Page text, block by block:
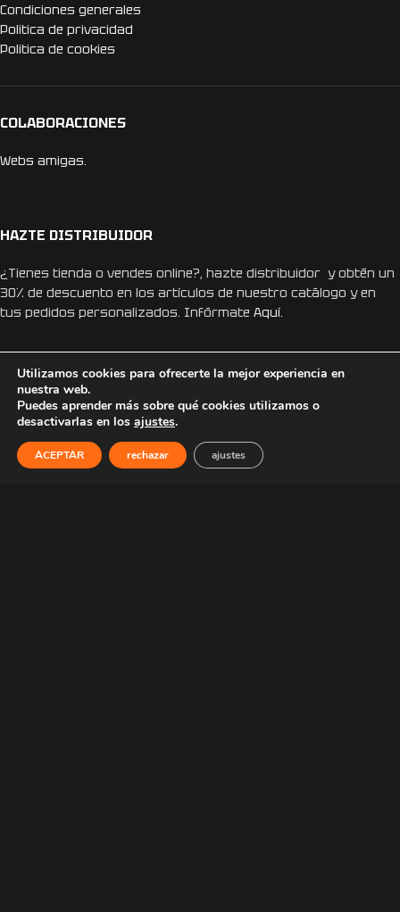
Condiciones generales
Politica de privacidad
Politica de cookies
COLABORACIONES
Webs amigas.
HAZTE DISTRIBUIDOR
¿Tienes tienda o vendes online?, hazte distribuidor y obtén un
30% de descuento en los artículos de nuestro catálogo y en
tus pedidos personalizados. Infórmate Aquí.
REDES SOCIALES
Instagram
Utilizamos cookies para ofrecerte la mejor experiencia en
nuestra web.
Puedes aprender más sobre qué cookies utilizamos o
desactivarlas en los ajustes.
ACEPTAR rechazar ajustes